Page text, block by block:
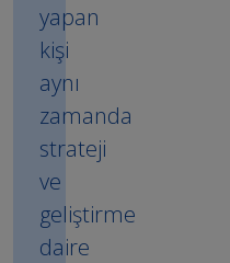
yapan
kişi
aynı
zamanda
strateji
ve
geliştirme
daire